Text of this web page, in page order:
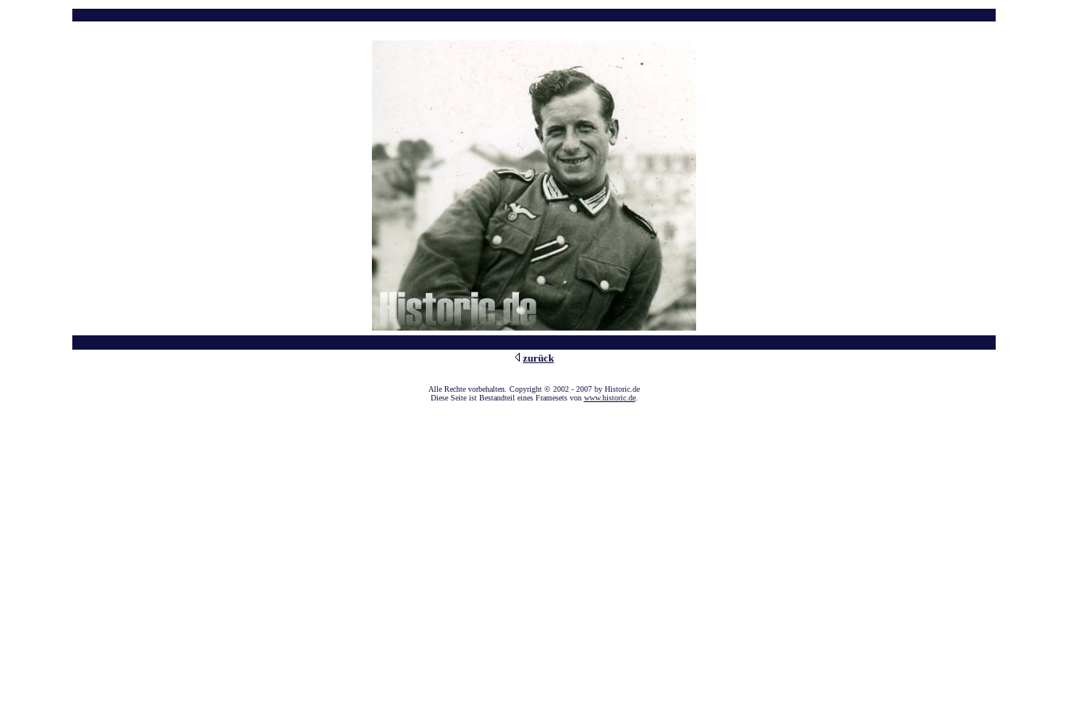
zurück
Alle Rechte vorbehalten. Copyright © 2002 - 2007 by Historic.de
Diese Seite ist Bestandteil eines Framesets von www.historic.de.